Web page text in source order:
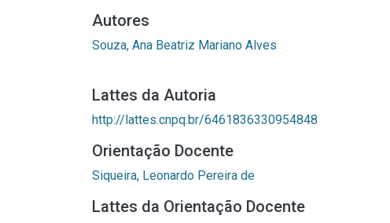
Autores
Souza, Ana Beatriz Mariano Alves
Lattes da Autoria
http://lattes.cnpq.br/6461836330954848
Orientação Docente
Siqueira, Leonardo Pereira de
Lattes da Orientação Docente